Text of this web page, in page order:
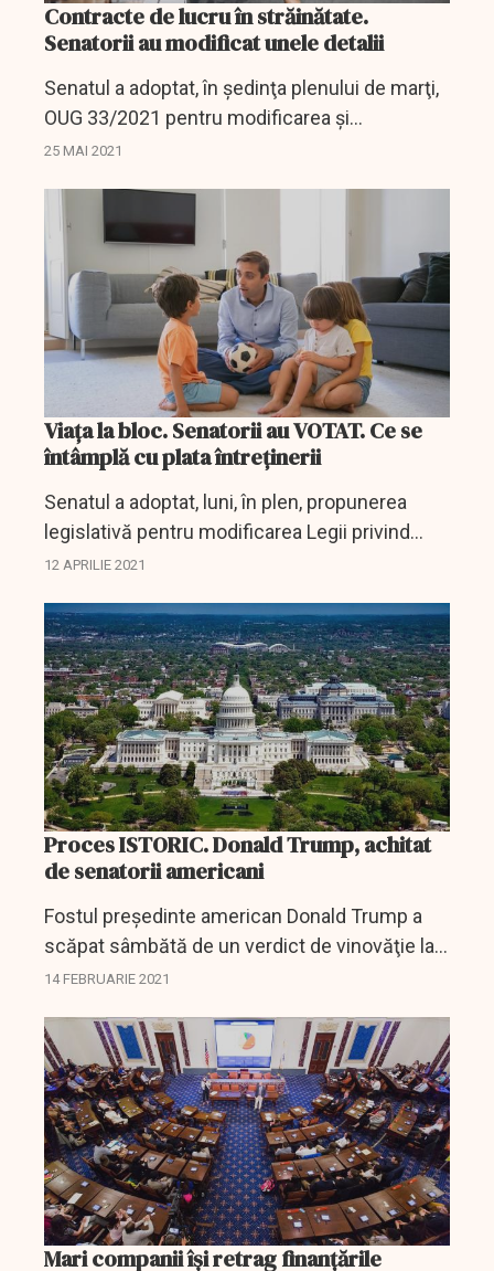
Contracte de lucru în străinătate.
Senatorii au modificat unele detalii
Senatul a adoptat, în şedinţa plenului de marţi,
OUG 33/2021 pentru modificarea şi
completarea Legii 156/2000 privind protecţia
25 MAI 2021
Viața la bloc. Senatorii au VOTAT. Ce se
întâmplă cu plata întreținerii
Senatul a adoptat, luni, în plen, propunerea
legislativă pentru modificarea Legii privind
funcţionarea asociaţiilor de proprietari şi
exceptării copiilor...
12 APRILIE 2021
Proces ISTORIC. Donald Trump, achitat
de senatorii americani
Fostul preşedinte american Donald Trump a
scăpat sâmbătă de un verdict de vinovăţie la
finalul unui proces istoric în Senatul SUA, care
14 FEBRUARIE 2021
Mari companii își retrag finanțările